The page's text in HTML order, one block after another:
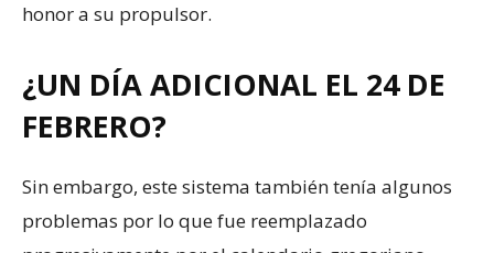
honor a su propulsor.
¿UN DÍA ADICIONAL EL 24 DE
FEBRERO?
Sin embargo, este sistema también tenía algunos
problemas por lo que fue reemplazado